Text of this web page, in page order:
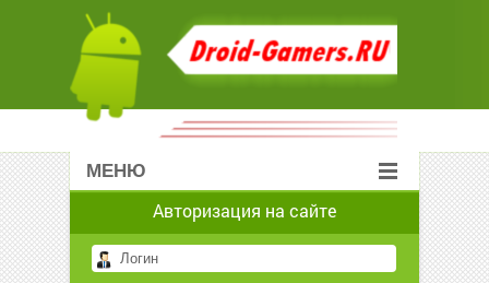
МЕНЮ
Авторизация на сайте